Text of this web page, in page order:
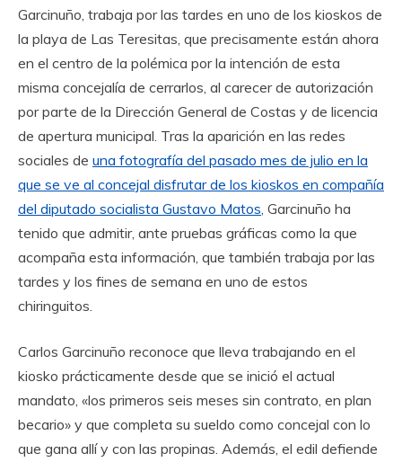
Garcinuño, trabaja por las tardes en uno de los kioskos de
la playa de Las Teresitas, que precisamente están ahora
en el centro de la polémica por la intención de esta
misma concejalía de cerrarlos, al carecer de autorización
por parte de la Dirección General de Costas y de licencia
de apertura municipal. Tras la aparición en las redes
sociales de una fotografía del pasado mes de julio en la
que se ve al concejal disfrutar de los kioskos en compañía
del diputado socialista Gustavo Matos , Garcinuño ha
tenido que admitir, ante pruebas gráficas como la que
acompaña esta información, que también trabaja por las
tardes y los fines de semana en uno de estos
chiringuitos.
Carlos Garcinuño reconoce que lleva trabajando en el
kiosko prácticamente desde que se inició el actual
mandato, «los primeros seis meses sin contrato, en plan
becario» y que completa su sueldo como concejal con lo
que gana allí y con las propinas. Además, el edil defiende